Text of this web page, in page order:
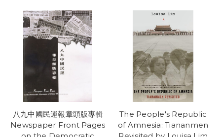
八九中國民運報章頭版專輯
Newspaper Front Pages
The People's Republic
of Amnesia: Tiananmen